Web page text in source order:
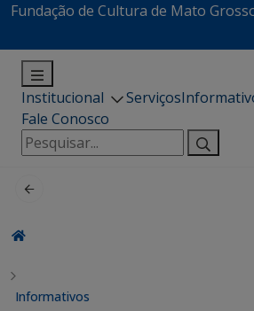
Fundação de Cultura de Mato
Institucional Serviços
Fale Conosco
Pesquisar
por:
Informativos